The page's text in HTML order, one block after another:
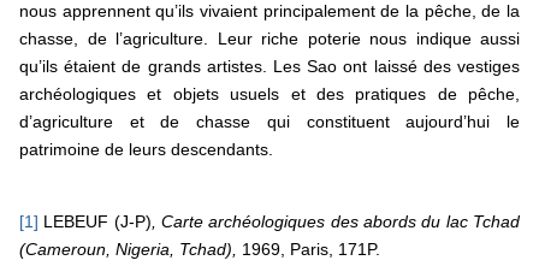
nous apprennent qu’ils vivaient principalement de la pêche, de la
chasse, de l’agriculture. Leur riche poterie nous indique aussi
qu’ils étaient de grands artistes. Les Sao ont laissé des vestiges
archéologiques et objets usuels et des pratiques de pêche,
d’agriculture et de chasse qui constituent aujourd’hui le
patrimoine de leurs descendants.
[1] LEBEUF (J-P), Carte archéologiques des abords du lac Tchad
(Cameroun, Nigeria, Tchad), 1969, Paris, 171P.